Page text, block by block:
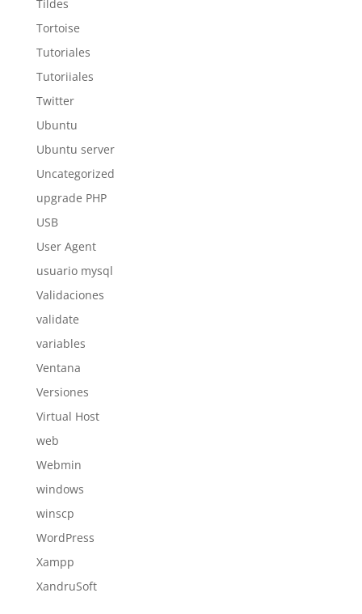
Tildes
Tortoise
Tutoriales
Tutoriiales
Twitter
Ubuntu
Ubuntu server
Uncategorized
upgrade PHP
USB
User Agent
usuario mysql
Validaciones
validate
variables
Ventana
Versiones
Virtual Host
web
Webmin
windows
winscp
WordPress
Xampp
XandruSoft